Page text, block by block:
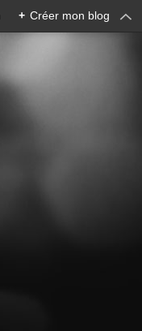
+ Créer mon blog